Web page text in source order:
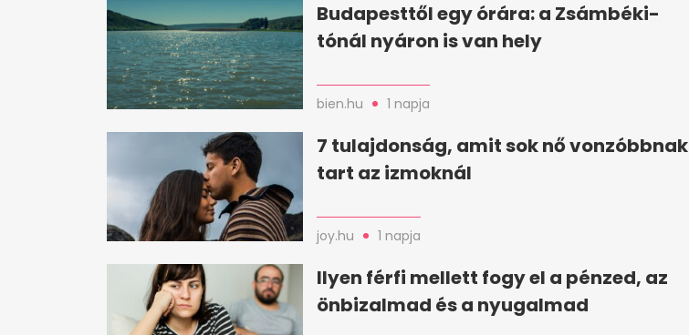
Budapesttől egy órára: a Zsámbéki-
tónál nyáron is van hely
bien.hu 1 napja
7 tulajdonság, amit sok nő vonzóbbnak
tart az izmoknál
joy.hu 1 napja
Ilyen férfi mellett fogy el a pénzed, az
önbizalmad és a nyugalmad